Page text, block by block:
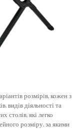
розмірів, кожен з
видів діяльності та
столів, які легко
розміру, за якими